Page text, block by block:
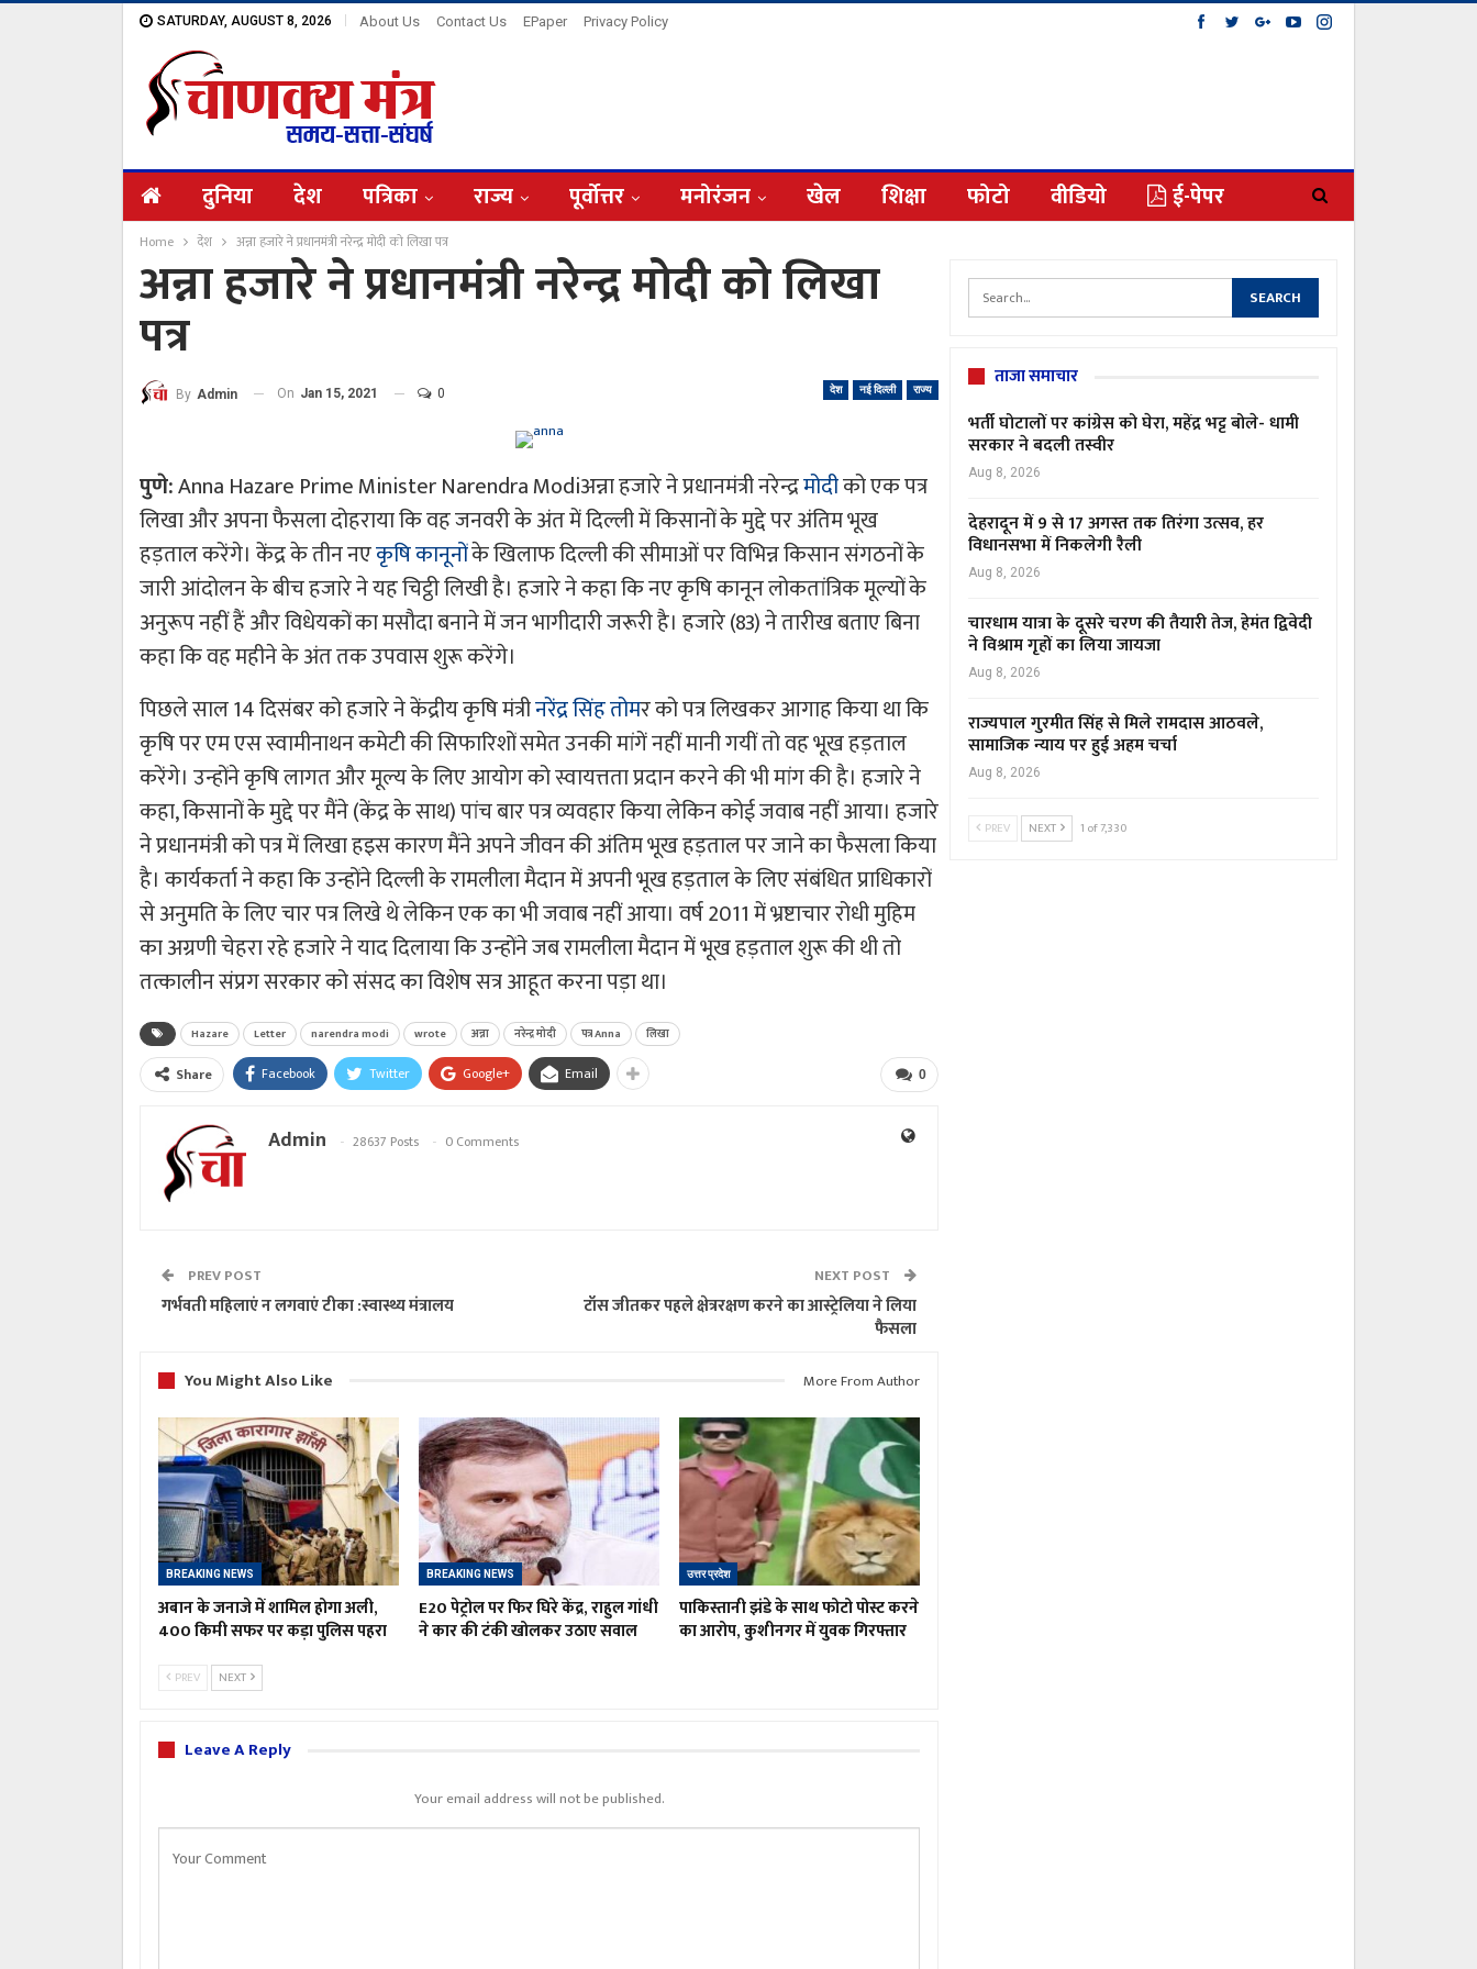
SATURDAY, AUGUST 8, 2026 About Us Contact Us EPaper Privacy Policy
दुनिया देश पत्रिका राज्य पूर्वोत्तर मनोरंजन खेल शिक्षा फोटो वीडियो ई-पेपर
Home देश अन्ना हजारे ने प्रधानमंत्री नरेन्द्र मोदी को लिखा पत्र
अन्ना हजारे ने प्रधानमंत्री नरेन्द्र मोदी को लिखा
पत्र
देश नई दिल्ली राज्य
By Admin On Jan 15, 2021 0
पुणे:Anna Hazare Prime Minister Narendra Modiअन्ना हजारे ने प्रधानमंत्री नरेन्द्रमोदीको एक पत्र
लिखा और अपना फैसला दोहराया कि वह जनवरी के अंत में दिल्ली में किसानों के मुद्दे पर अंतिम भूख
हड़ताल करेंगे। केंद्र के तीन नएकृषि कानूनोंके खिलाफ दिल्ली की सीमाओं पर विभिन्न किसान संगठनों के
जारी आंदोलन के बीच हजारे ने यह चिट्ठी लिखी है। हजारे ने कहा कि नए कृषि कानून लोकतांत्रिक मूल्यों के
अनुरूप नहीं हैं और विधेयकों का मसौदा बनाने में जन भागीदारी जरूरी है। हजारे (83) ने तारीख बताए बिना
कहा कि वह महीने के अंत तक उपवास शुरू करेंगे।
पिछले साल 14 दिसंबर को हजारे ने केंद्रीय कृषि मंत्रीनरेंद्र सिंह तोमर को पत्र लिखकर आगाह किया था कि
कृषि पर एम एस स्वामीनाथन कमेटी की सिफारिशों समेत उनकी मांगें नहीं मानी गयीं तो वह भूख हड़ताल
करेंगे। उन्होंने कृषि लागत और मूल्य के लिए आयोग को स्वायत्तता प्रदान करने की भी मांग की है। हजारे ने
कहा, किसानों के मुद्दे पर मैंने (केंद्र के साथ) पांच बार पत्र व्यवहार किया लेकिन कोई जवाब नहीं आया। हजारे
ने प्रधानमंत्री को पत्र में लिखा हइस कारण मैंने अपने जीवन की अंतिम भूख हड़ताल पर जाने का फैसला किया
है। कार्यकर्ता ने कहा कि उन्होंने दिल्ली के रामलीला मैदान में अपनी भूख हड़ताल के लिए संबंधित प्राधिकारों
से अनुमति के लिए चार पत्र लिखे थे लेकिन एक का भी जवाब नहीं आया। वर्ष 2011 में भ्रष्टाचार रोधी मुहिम
का अग्रणी चेहरा रहे हजारे ने याद दिलाया कि उन्होंने जब रामलीला मैदान में भूख हड़ताल शुरू की थी तो
तत्कालीन संप्रग सरकार को संसद का विशेष सत्र आहूत करना पड़ा था।
Hazare Letter narendra modi wrote अन्ना नरेन्द्र मोदी पत्र Anna लिखा
0
Share Facebook Twitter Google+ Email
Admin 28637 Posts 0 Comments
PREV POST
गर्भवती महिलाएं न लगवाएं टीका :स्वास्थ्य मंत्रालय
NEXT POST
टॉस जीतकर पहले क्षेत्ररक्षण करने का आस्ट्रेलिया ने लिया
फैसला
You Might Also Like
More From Author
BREAKING NEWS
अबान के जनाजे में शामिल होगा अली,
400 किमी सफर पर कड़ा पुलिस पहरा
BREAKING NEWS
E20 पेट्रोल पर फिर घिरे केंद्र, राहुल गांधी
ने कार की टंकी खोलकर उठाए सवाल
उत्तर प्रदेश
पाकिस्तानी झंडे के साथ फोटो पोस्ट करने
का आरोप, कुशीनगर में युवक गिरफ्तार
PREV NEXT
Leave A Reply
Your email address will not be published.
ताजा समाचार
भर्ती घोटालों पर कांग्रेस को घेरा, महेंद्र भट्ट बोले- धामी
सरकार ने बदली तस्वीर
Aug 8, 2026
देहरादून में 9 से 17 अगस्त तक तिरंगा उत्सव, हर
विधानसभा में निकलेगी रैली
Aug 8, 2026
चारधाम यात्रा के दूसरे चरण की तैयारी तेज, हेमंत द्विवेदी
ने विश्राम गृहों का लिया जायजा
Aug 8, 2026
राज्यपाल गुरमीत सिंह से मिले रामदास आठवले,
सामाजिक न्याय पर हुई अहम चर्चा
Aug 8, 2026
PREV NEXT 1 of 7,330